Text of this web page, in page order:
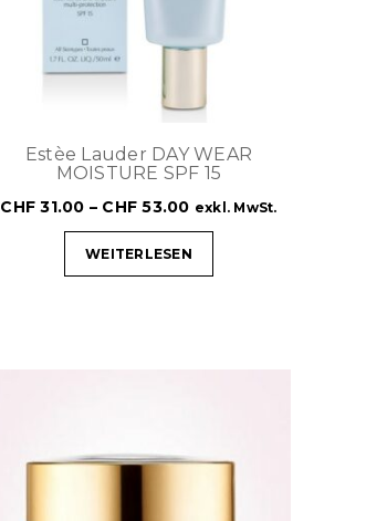
Estèe Lauder DAY WEAR
MOISTURE SPF 15
CHF 31.00 – CHF 53.00 exkl. MwSt.
WEITERLESEN